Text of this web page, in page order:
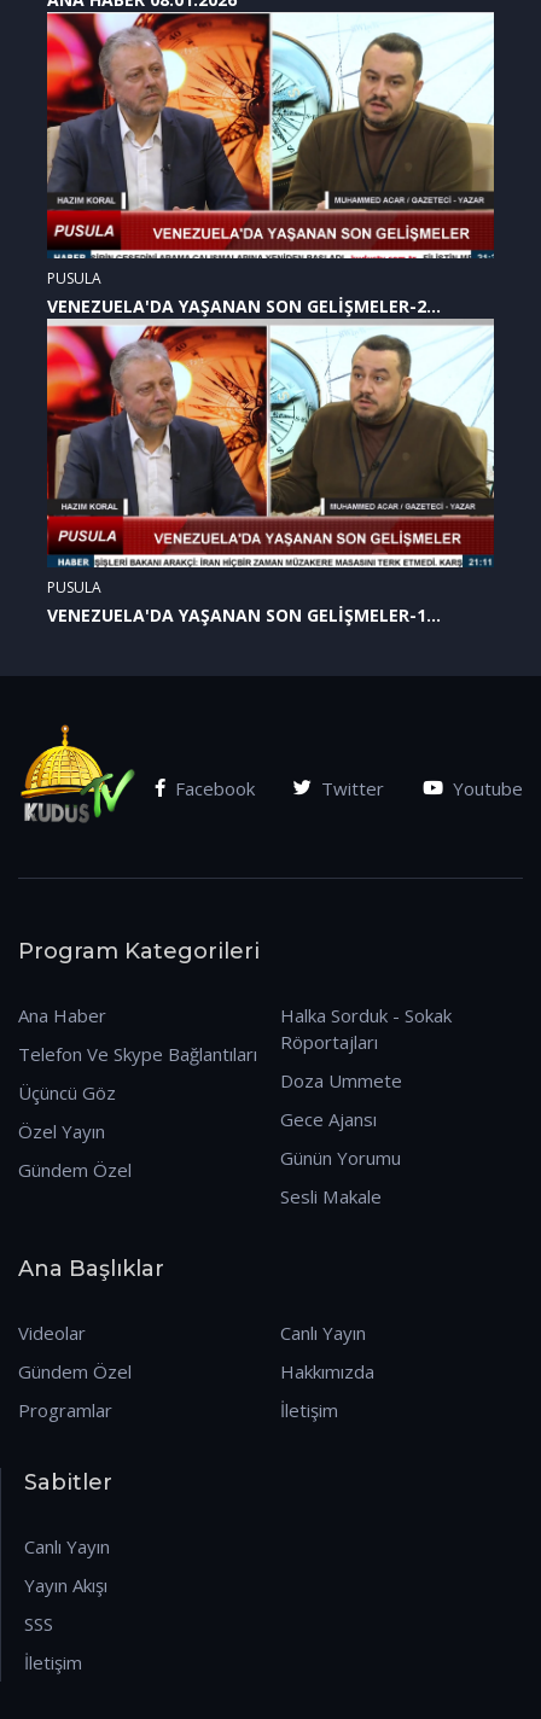
PUSULA
VENEZUELA'DA YAŞANAN SON GELİŞMELER-2
(07.01.2026)
PUSULA
VENEZUELA'DA YAŞANAN SON GELİŞMELER-1
Facebook Twitter Youtube
Program Kategorileri
Ana Haber
Telefon Ve Skype Bağlantıları
Üçüncü Göz
Özel Yayın
Gündem Özel
Halka Sorduk - Sokak
Röportajları
Doza Ummete
Gece Ajansı
Günün Yorumu
Sesli Makale
Ana Başlıklar
Videolar
Gündem Özel
Programlar
Canlı Yayın
Hakkımızda
İletişim
Sabitler
Canlı Yayın
Yayın Akışı
SSS
İletişim